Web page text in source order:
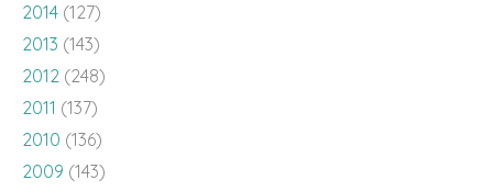
2014 (127)
2013 (143)
2012 (248)
2011 (137)
2010 (136)
2009 (143)